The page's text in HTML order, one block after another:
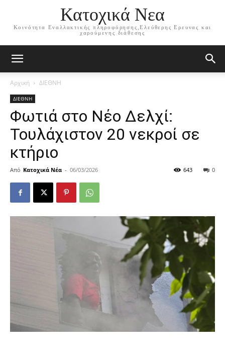
Κατοχικά Νεα
Κοινότητα Εναλλακτικής πληροφόρησης,Ελεύθερης Ερευνας και
χαρούμενης διάθεσης
Αρχική ΔΙΕΘΝΗ
ΔΙΕΘΝΗ
Φωτιά στο Νέο Δελχί:
Τουλάχιστον 20 νεκροί σε
κτήριο
Από Κατοχικά Νέα - 06/03/2026 0
643